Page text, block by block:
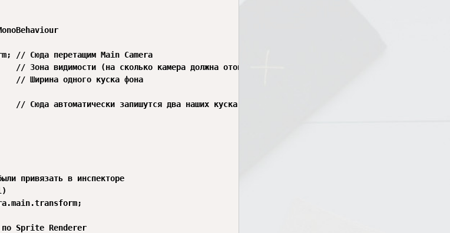
// Сюда перетащим Main Camera
// Зона видимости (на сколько камера должна отойти)
// Ширина одного куска фона
// Сюда автоматически запишутся два наших куска
привязать в инспекторе
Sprite Renderer